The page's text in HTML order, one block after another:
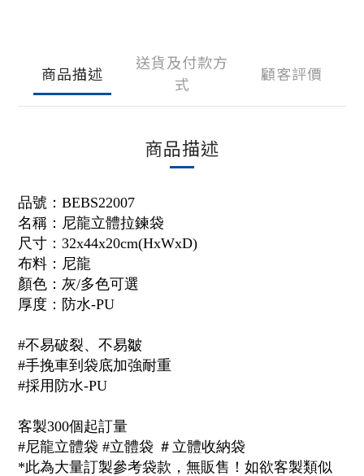
商品描述
送貨及付款方
式
顧客評價
商品描述
品號： BEBS22007
名稱：尼龍立體拉鍊袋
尺寸：32x44x20cm(HxWxD)
布料：尼龍
顏色：灰/多色可選
厚度： 防水-PU
#不易破裂、不易皺
#手挽車到袋底加強耐重
#採用防水-PU
客製300個起訂量
#尼龍立體袋 #立體袋 ＃立體收納袋
*此為大量訂製參考袋款，無販售！如欲客製類似